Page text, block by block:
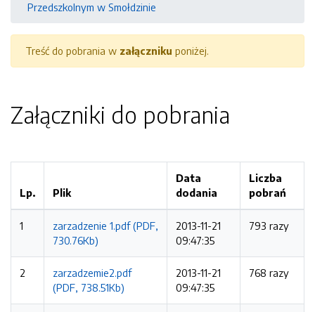
Przedszkolnym w Smołdzinie
Treść do pobrania w załączniku poniżej.
Załączniki do pobrania
Lp. Plik
Data
dodania
Liczba
pobrań
1
zarzadzenie 1.pdf (PDF,
730.76Kb)
2013-11-21
09:47:35
793 razy
2
zarzadzemie2.pdf
(PDF, 738.51Kb)
2013-11-21
09:47:35
768 razy